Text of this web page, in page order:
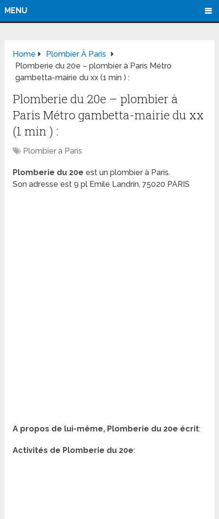
MENU
Home
Plombier À Paris
Plomberie du 20e – plombier à Paris Métro
gambetta-mairie du xx (1 min ) :
Plomberie du 20e – plombier à
Paris Métro gambetta-mairie du xx
(1 min ) :
Plombier à Paris
Plomberie du 20e est un plombier à Paris.
Son adresse est 9 pl Emile Landrin, 75020 PARIS
A propos de lui-même, Plomberie du 20e écrit:
Activités de Plomberie du 20e: